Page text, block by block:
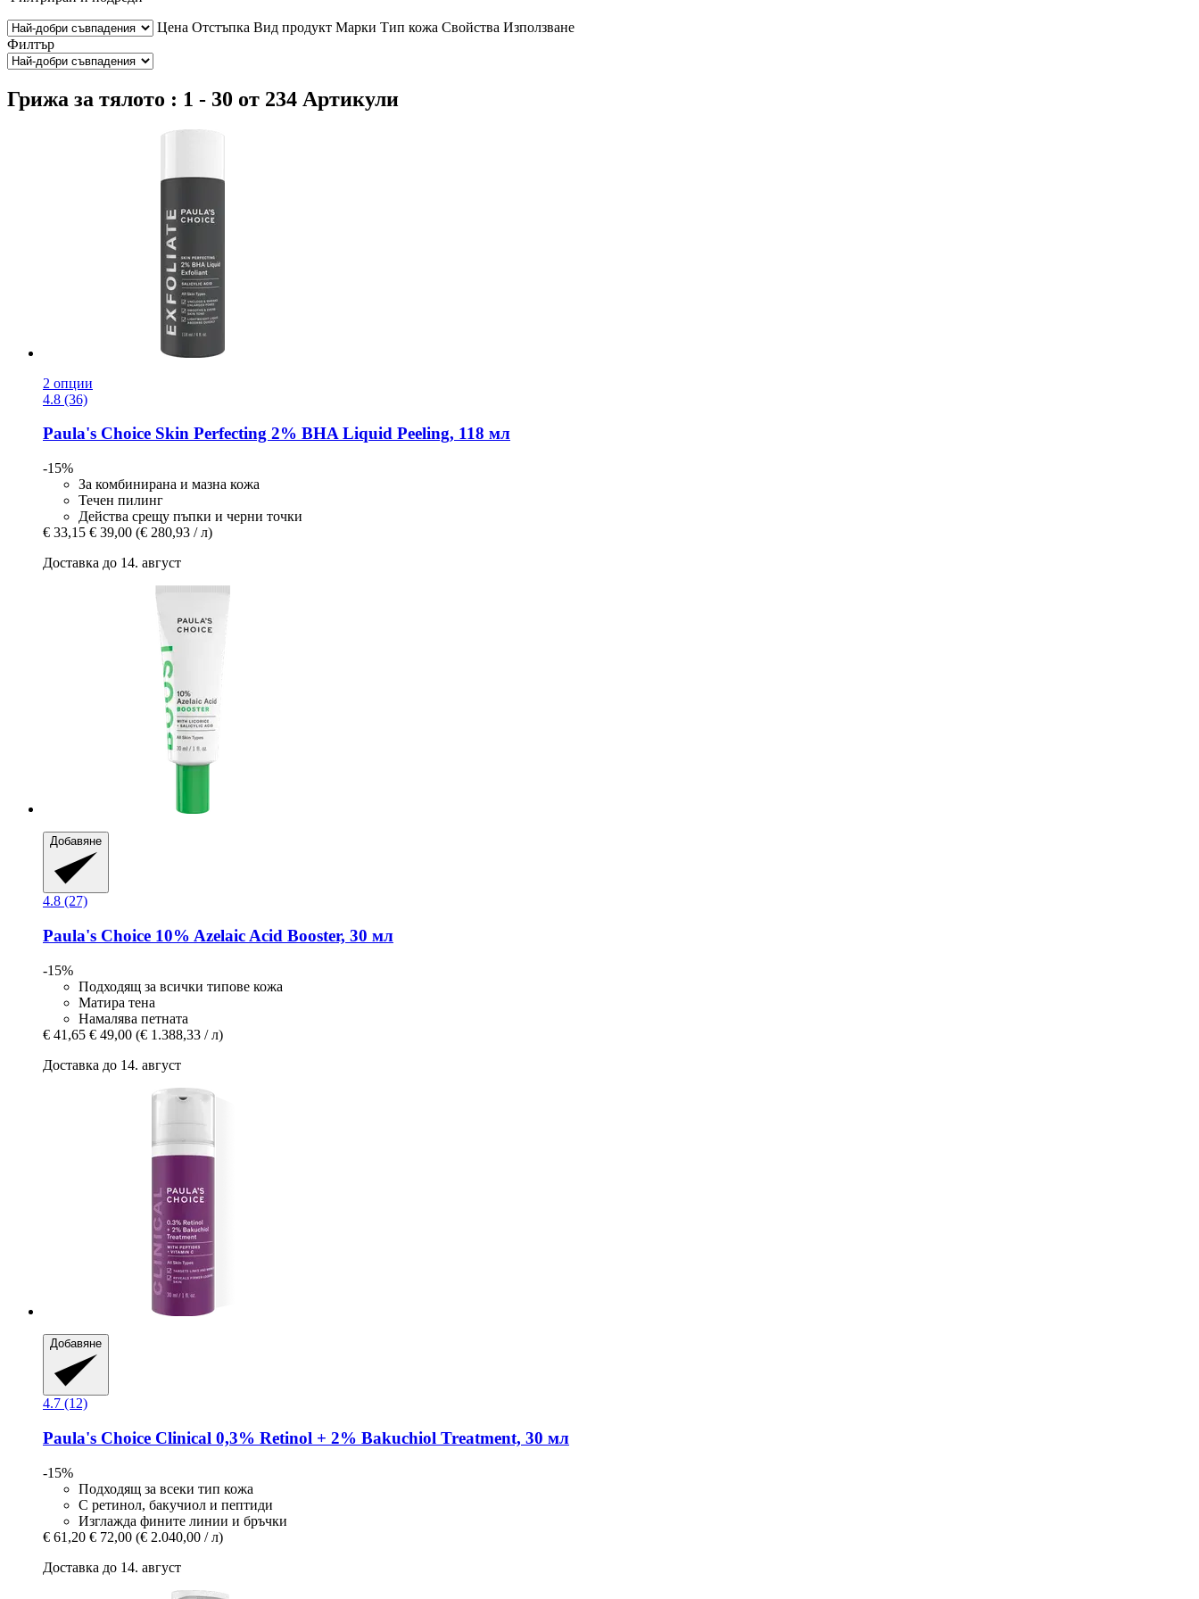
Цена Отстъпка Вид продукт Марки Тип кожа Свойства Използване
Филтър
Грижа за тялото : 1 - 30 от 234 Артикули
2 опции
4.8 (36)
Paula's Choice Skin Perfecting 2% BHA Liquid Peeling, 118 мл
-15%
За комбинирана и мазна кожа
Течен пилинг
Действа срещу пъпки и черни точки
€ 33,15 € 39,00 (€ 280,93 / л)
Доставка до 14. август
Добавяне
4.8 (27)
Paula's Choice 10% Azelaic Acid Booster, 30 мл
-15%
Подходящ за всички типове кожа
Матира тена
Намалява петната
€ 41,65 € 49,00 (€ 1.388,33 / л)
Доставка до 14. август
Добавяне
4.7 (12)
Paula's Choice Clinical 0,3% Retinol + 2% Bakuchiol Treatment, 30 мл
-15%
Подходящ за всеки тип кожа
С ретинол, бакучиол и пептиди
Изглажда фините линии и бръчки
€ 61,20 € 72,00 (€ 2.040,00 / л)
Доставка до 14. август